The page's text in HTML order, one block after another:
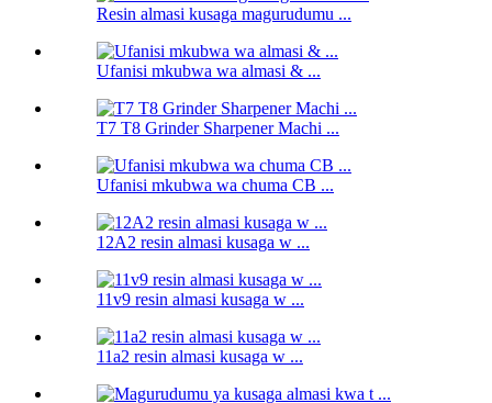
Resin almasi kusaga magurudumu ...
Ufanisi mkubwa wa almasi & ...
T7 T8 Grinder Sharpener Machi ...
Ufanisi mkubwa wa chuma CB ...
12A2 resin almasi kusaga w ...
11v9 resin almasi kusaga w ...
11a2 resin almasi kusaga w ...